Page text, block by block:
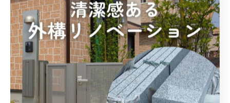
で、住まいの個性をより引き出せます。
外構工事で迷う敷石と飛び石の選び方
外構工事で敷石と飛び石のどちらを選ぶか迷う場合は、
利用目的や希望するデザイン、メンテナンス性を明確に
しましょう。例えば、玄関前の安全性や実用性を重視す